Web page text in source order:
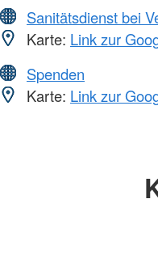
Sanitätsdienst bei
Karte: Link zur
Spenden
Karte: Link zur